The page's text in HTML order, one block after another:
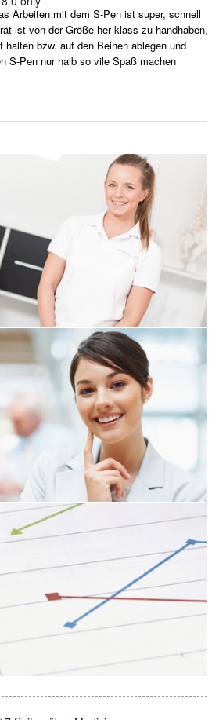
Arbeiten mit dem S-Pen ist super, schnell
ist von der Größe her klass zu handhaben,
bzw. auf den Beinen ablegen und
S-Pen nur halb so vile Spaß machen